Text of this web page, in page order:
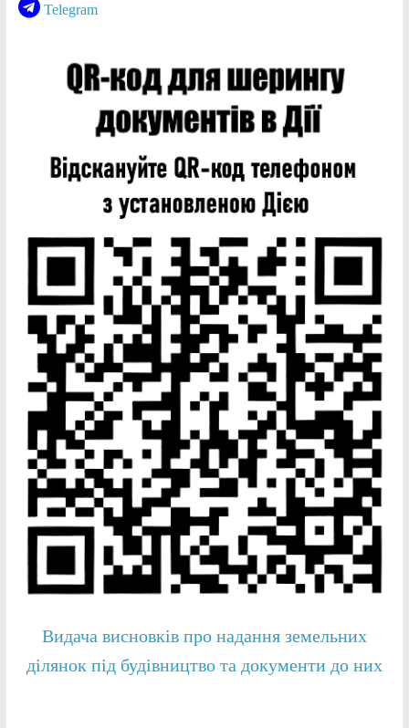
Telegram
Видача висновків про надання земельних
ділянок під будівництво та документи до них